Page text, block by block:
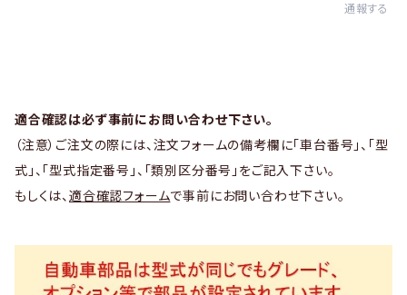
通報する
適合確認は必ず事前にお問い合わせ下さい。
（注意）ご注文の際には、注文フォームの備考欄に「車台番号」、「型
式」、「型式指定番号」、「類別区分番号」をご記入下さい。
もしくは、 適合確認フォームで事前にお問い合わせ下さい。